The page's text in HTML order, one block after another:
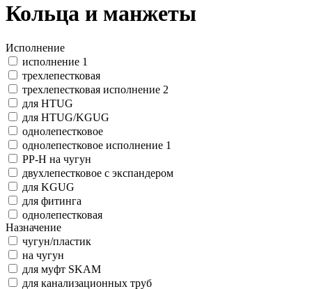
Кольца и манжеты
Исполнение
исполнение 1
трехлепестковая
трехлепестковая исполнение 2
для HTUG
для HTUG/KGUG
однолепестковое
однолепестковое исполнение 1
PP-H на чугун
двухлепестковое с экспандером
для KGUG
для фитинга
однолепестковая
Назначение
чугун/пластик
на чугун
для муфт SKAM
для канализационных труб